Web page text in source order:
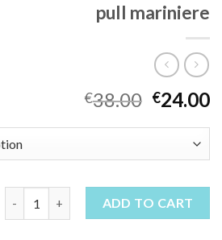
pull mariniere
€38.00 €24.00
pull mariniere quantityADD TO CART